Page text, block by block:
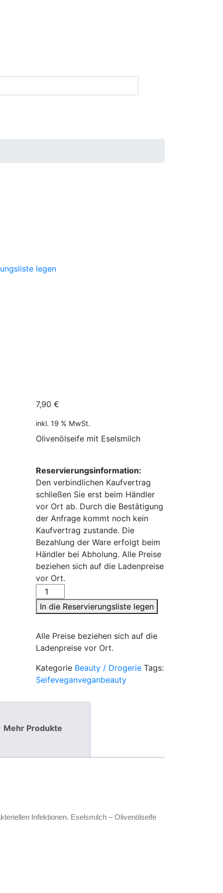
legen
7,90 €
inkl. 19 % MwSt.
Olivenölseife mit Eselsmilch
Reservierungsinformation:
Den verbindlichen Kaufvertrag
schließen Sie erst beim Händler
vor Ort ab. Durch die Bestätigung
der Anfrage kommt noch kein
Kaufvertrag zustande. Die
Bezahlung der Ware erfolgt beim
Händler bei Abholung. Alle Preise
beziehen sich auf die Ladenpreise
vor Ort.
Eselsmilch
-
Olivenölseife
In die Reservierungsliste legen
Alle Preise beziehen sich auf die
Ladenpreise vor Ort.
Kategorie Beauty / Drogerie Tags:
Seifeveganveganbeauty
Mehr Produkte
Infektionen. Eselsmilch – Olivenölseife